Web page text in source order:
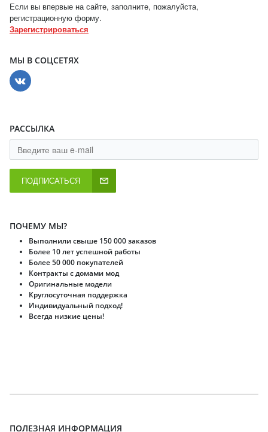
Если вы впервые на сайте, заполните, пожалуйста,
регистрационную форму.
Зарегистрироваться
МЫ В СОЦСЕТЯХ
РАССЫЛКА
ПОДПИСАТЬСЯ
ПОЧЕМУ МЫ?
Выполнили свыше 150 000 заказов
Более 10 лет успешной работы
Более 50 000 покупателей
Контракты с домами мод
Оригинальные модели
Круглосуточная поддержка
Индивидуальный подход!
Всегда низкие цены!
ПОЛЕЗНАЯ ИНФОРМАЦИЯ